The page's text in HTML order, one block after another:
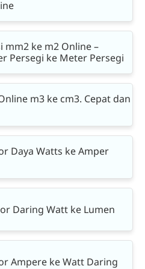
mm2 ke m2 Online –
Persegi ke Meter Persegi
m3 ke cm3. Cepat dan
Daya Watts ke Amper
Daring Watt ke Lumen
Ampere ke Watt Daring